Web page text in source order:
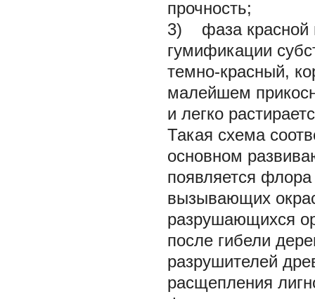
прочность;
3)
фаза красной
гумификации
темно-красный,
малейшем
и легко
Такая схема
основном
появляется
вызывающих
разрушающихся
после гибели
разрушителей
расщепления